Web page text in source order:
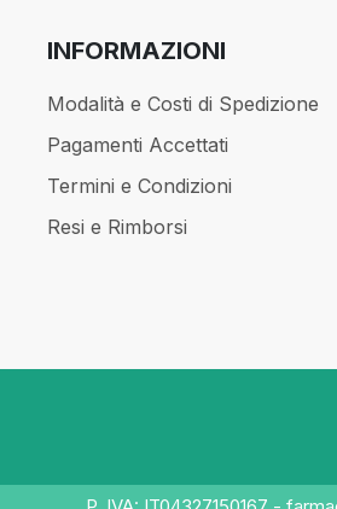
INFORMAZIONI
Modalità e Costi di Spedizione
Pagamenti Accettati
Termini e Condizioni
Resi e Rimborsi